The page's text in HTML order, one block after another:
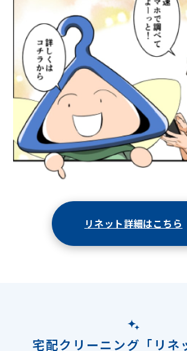
リネット詳細はこちら
宅配クリーニング「リネ